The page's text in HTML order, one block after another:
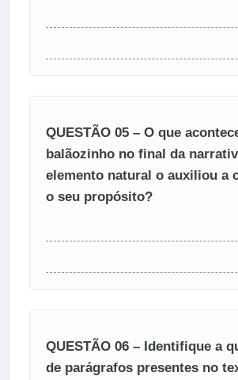
QUESTÃO 05 – O que
balãozinho no final da
elemento natural o auxiliou a
o seu propósito?
QUESTÃO 06 – Identifique a
de parágrafos presentes no